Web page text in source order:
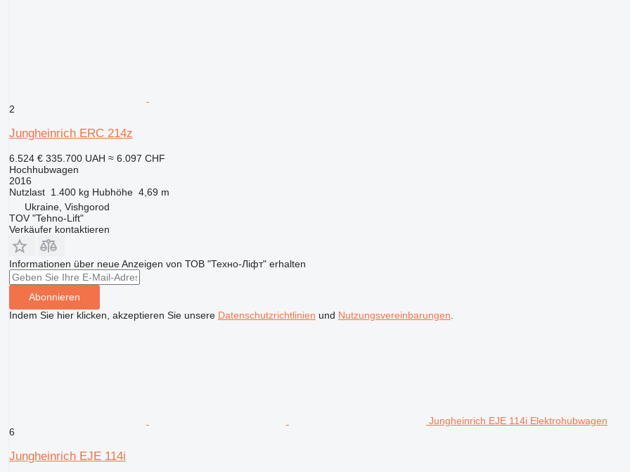
2
Jungheinrich ERC 214z
6.524 € 335.700 UAH ≈ 6.097 CHF
Hochhubwagen
2016
Nutzlast 1.400 kg Hubhöhe 4,69 m
Ukraine, Vishgorod
TOV "Tehno-Lift"
Verkäufer kontaktieren
Informationen über neue Anzeigen von ТОВ "Техно-Ліфт" erhalten
Abonnieren
Indem Sie hier klicken, akzeptieren Sie unsere Datenschutzrichtlinien und Nutzungsvereinbarungen
Jungheinrich EJE 114i Elektrohubwagen
6
Jungheinrich EJE 114i